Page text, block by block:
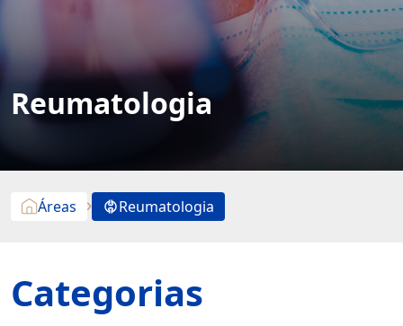
Reumatologia
Áreas Reumatologia
Categorias